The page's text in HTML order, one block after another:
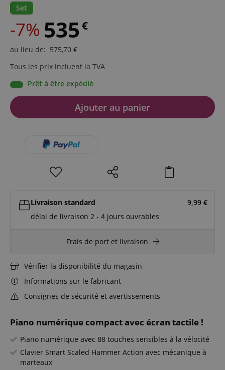
Piano numérique compact avec écran tactile !
Piano numérique avec 88 touches sensibles à la vélocité
Clavier Smart Scaled Hammer Action avec mécanique à
marteaux
Set
-7% 535 €
au lieu de: 575,70 €
Tous les prix incluent la TVA
Prêt à être expédié
Ajouter au panier
Livraison standard 9,99 €
délai de livraison 2 - 4 jours ouvrables
Frais de port et livraison
Vérifier la disponibilité du magasin
Informations sur le fabricant
Consignes de sécurité et avertissements